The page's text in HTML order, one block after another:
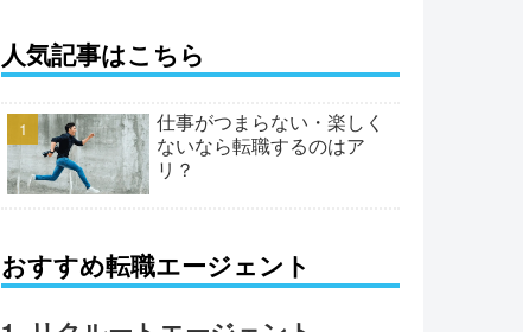
人気記事はこちら
仕事がつまらない・楽しく
ないなら転職するのはア
リ？
おすすめ転職エージェント